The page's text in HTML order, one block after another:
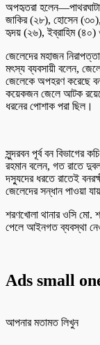
অপহৃতরা
জাকির (২৮), হোসেন
হৃদয় (২৬), ইব্রাহিম
জেলেদের মহাজন
মৎস্য ব্যবসায়ী বলেন,
জেলেকে অপহরণ করেছে
কয়েকজন জেলে আটক
ধরনের পোশাক পরা ছিল।
সুন্দরবন পূর্ব বন বিভাগের
রহমান বলেন, গত রাতে
দস্যুদের ধরতে রাতেই
জেলেদের সন্ধান পাওয়া
শরণখোলা থানার ওসি
পেলে আইনগত ব্যবস্থা
Ads small
আপনার মতামত লিখুন